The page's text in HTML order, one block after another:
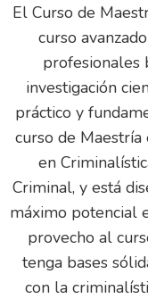
El Curso de
curso
profesionales
investigación
práctico y
curso de
en
Criminal, y está
máximo potencial
provecho al
tenga bases
con la